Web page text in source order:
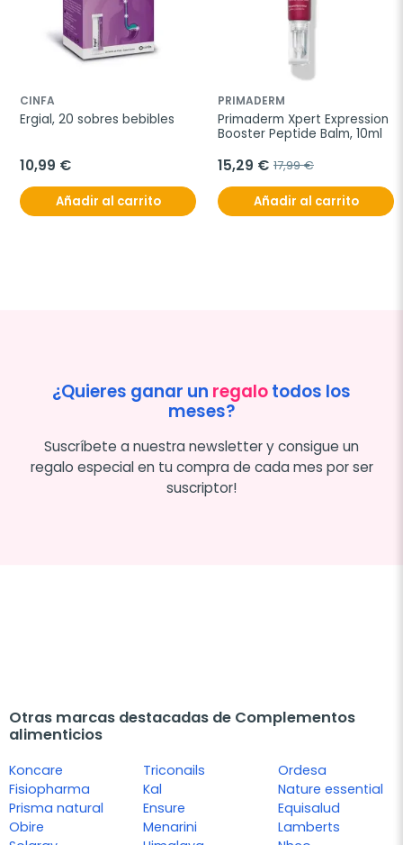
CINFA
Ergial, 20 sobres bebibles
10,99 €
Añadir al carrito
PRIMADERM
Primaderm Xpert Expression
Booster Peptide Balm, 10ml
15,29 € 17,99 €
Añadir al carrito
¿Quieres ganar un regalotodos los
meses?
Suscríbete a nuestra newsletter y consigue un
regalo especial en tu compra de cada mes por ser
suscriptor!
Otras marcas destacadas de Complementos
alimenticios
Koncare
Fisiopharma
Prisma natural
Obire
Triconails
Kal
Ensure
Menarini
Ordesa
Nature essential
Equisalud
Lamberts